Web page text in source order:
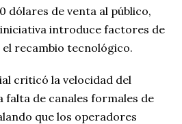
dólares de venta al público,
introduce factores de
recambio tecnológico.
criticó la velocidad del
falta de canales formales de
que los operadores